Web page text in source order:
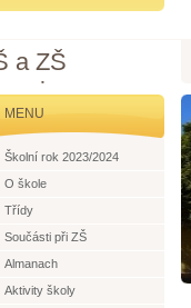
a ZŠ
MENU
Školní rok 2023/2024
O škole
Třídy
Součásti při ZŠ
Almanach
Aktivity školy